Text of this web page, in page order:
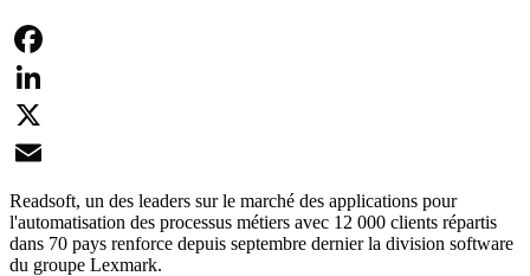
Facebook
LinkedIn
X
Email
Readsoft, un des leaders sur le marché des applications pour
l'automatisation des processus métiers avec 12 000 clients répartis
dans 70 pays renforce depuis septembre dernier la division software
du groupe Lexmark.